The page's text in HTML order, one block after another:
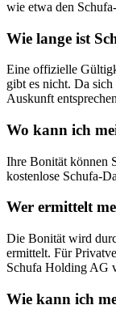
wie etwa den
Wie lange ist
Eine offizielle
gibt es nicht. Da
Auskunft
Wo kann ich
Ihre Bonität können
kostenlose Schufa-
Wer ermittelt
Die Bonität wird
ermittelt. Für
Schufa Holding AG
Wie kann ich